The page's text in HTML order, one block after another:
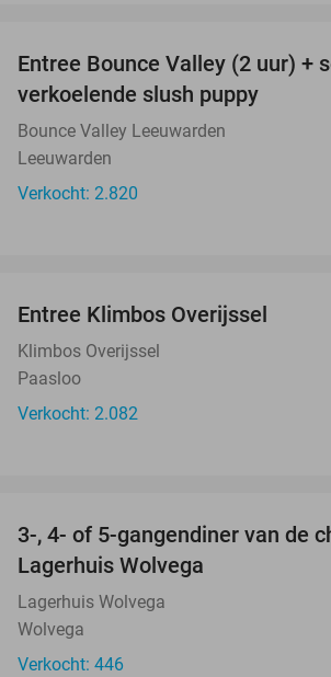
Entree Bounce Valley (2 uur) +
verkoelende slush puppy
Bounce Valley Leeuwarden
Leeuwarden
Verkocht: 2.820
Entree Klimbos Overijssel
Klimbos Overijssel
Paasloo
Verkocht: 2.082
3-, 4- of 5-gangendiner van de
Lagerhuis Wolvega
Lagerhuis Wolvega
Wolvega
Verkocht: 446